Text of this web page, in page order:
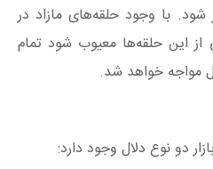
شود. با وجود حلقه‌های مازاد در
از این حلقه‌ها معیوب شود تمام
مواجه خواهد شد.
دو نوع دلال وجود دارد: